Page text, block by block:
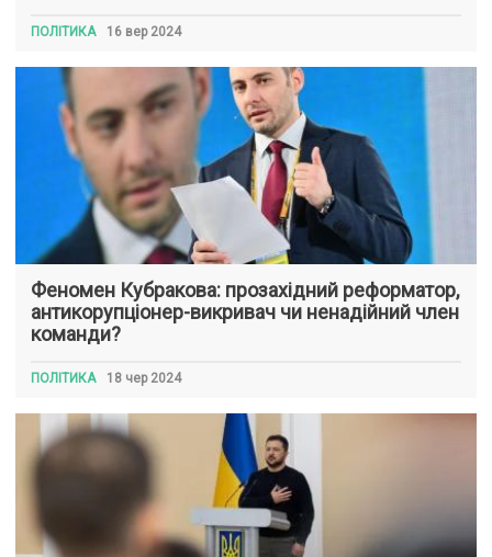
ПОЛІТИКА 16 вер 2024
Феномен Кубракова: прозахідний реформатор,
антикорупціонер-викривач чи ненадійний член
команди?
ПОЛІТИКА 18 чер 2024